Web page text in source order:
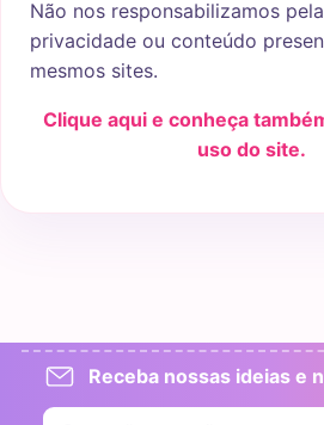
Não nos responsabilizamos
privacidade ou conteúdo
mesmos sites.
Clique aqui e conheça
uso do site.
Receba nossas ideias e